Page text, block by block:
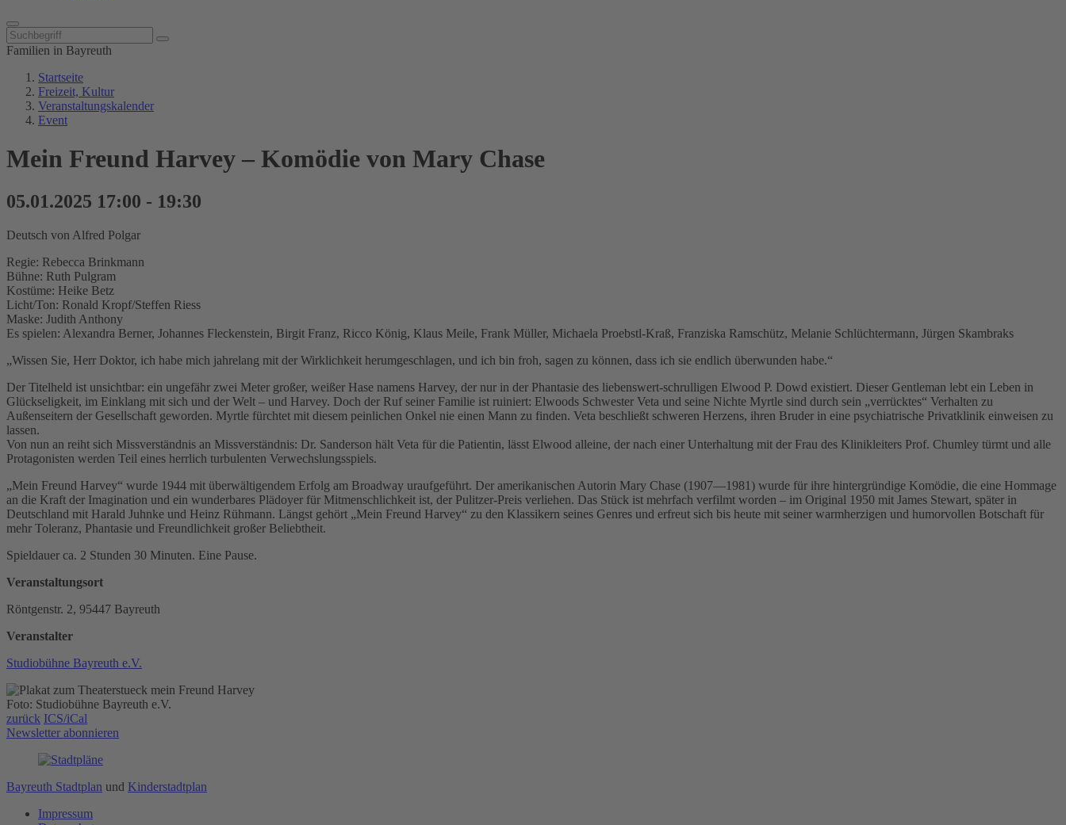
Familien in Bayreuth
Startseite
Freizeit, Kultur
Veranstaltungskalender
Event
Mein Freund Harvey – Komödie von Mary Chase
05.01.2025 17:00 - 19:30
Deutsch von Alfred Polgar
Regie: Rebecca Brinkmann
Bühne: Ruth Pulgram
Kostüme: Heike Betz
Licht/Ton: Ronald Kropf/Steffen Riess
Maske: Judith Anthony
Es spielen: Alexandra Berner, Johannes Fleckenstein, Birgit Franz, Ricco König, Klaus Meile, Frank Müller, Michaela Proebstl-Kraß, Franziska Ramschütz, Melanie Schlüchtermann, Jürgen Skambraks
„Wissen Sie, Herr Doktor, ich habe mich jahrelang mit der Wirklichkeit herumgeschlagen, und ich bin froh, sagen zu können, dass ich sie endlich überwunden habe.“
Der Titelheld ist unsichtbar: ein ungefähr zwei Meter großer, weißer Hase namens Harvey, der nur in der Phantasie des liebenswert-schrulligen Elwood P. Dowd existiert. Dieser Gentleman lebt ein Leben in
Glückseligkeit, im Einklang mit sich und der Welt – und Harvey. Doch der Ruf seiner Familie ist ruiniert: Elwoods Schwester Veta und seine Nichte Myrtle sind durch sein „verrücktes“ Verhalten zu
Außenseitern der Gesellschaft geworden. Myrtle fürchtet mit diesem peinlichen Onkel nie einen Mann zu finden. Veta beschließt schweren Herzens, ihren Bruder in eine psychiatrische Privatklinik einweisen zu
lassen.
Von nun an reiht sich Missverständnis an Missverständnis: Dr. Sanderson hält Veta für die Patientin, lässt Elwood alleine, der nach einer Unterhaltung mit der Frau des Klinikleiters Prof. Chumley türmt und alle
Protagonisten werden Teil eines herrlich turbulenten Verwechslungsspiels.
„Mein Freund Harvey“ wurde 1944 mit überwältigendem Erfolg am Broadway uraufgeführt. Der amerikanischen Autorin Mary Chase (1907—1981) wurde für ihre hintergründige Komödie, die eine Hommage
an die Kraft der Imagination und ein wunderbares Plädoyer für Mitmenschlichkeit ist, der Pulitzer-Preis verliehen. Das Stück ist mehrfach verfilmt worden – im Original 1950 mit James Stewart, später in
Deutschland mit Harald Juhnke und Heinz Rühmann. Längst gehört „Mein Freund Harvey“ zu den Klassikern seines Genres und erfreut sich bis heute mit seiner warmherzigen und humorvollen Botschaft für
mehr Toleranz, Phantasie und Freundlichkeit großer Beliebtheit.
Spieldauer ca. 2 Stunden 30 Minuten. Eine Pause.
Veranstaltungsort
Röntgenstr. 2, 95447 Bayreuth
Veranstalter
Studiobühne Bayreuth e.V.
Foto: Studiobühne Bayreuth e.V.
zurück ICS/iCal
Newsletter abonnieren
Bayreuth Stadtplan und Kinderstadtplan
Impressum